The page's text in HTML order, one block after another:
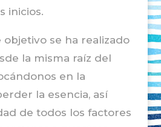
inicios.
objetivo se ha realizado
la misma raíz del
en la
la esencia, así
de todos los factores